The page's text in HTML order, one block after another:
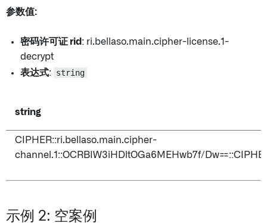
参数值:
密码许可证 rid : ri.bellaso.main.cipher-license.1-
decrypt
表达式: string
string
CIPHER::ri.bellaso.main.cipher-
channel.1::OCRBIW3iHDltOGa6MEHwb7f/
示例 2: 空案例